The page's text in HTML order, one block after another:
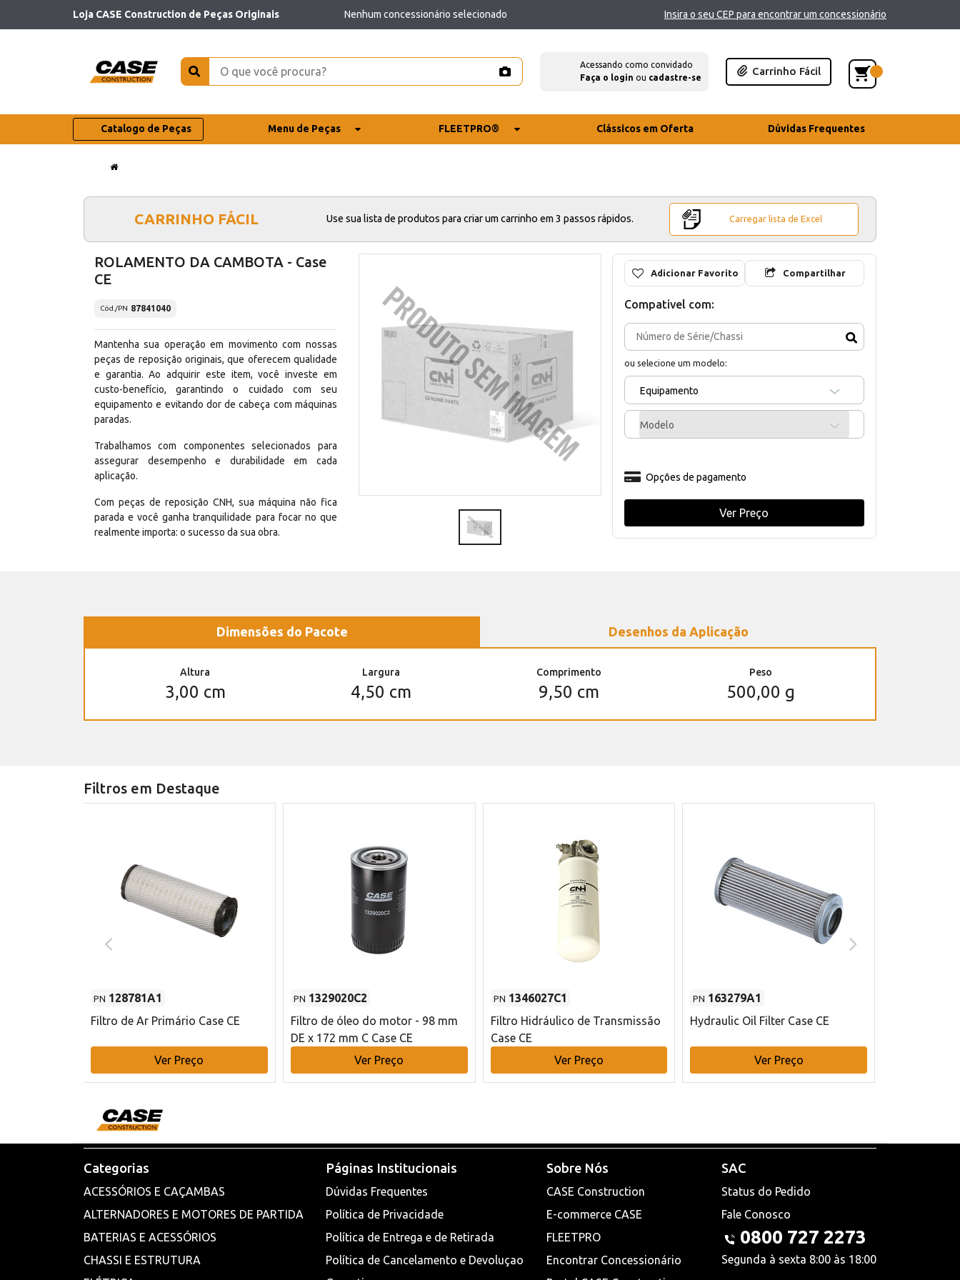
Loja CASE Construction de Peças Originais Nenhum concessionário selecionado Insira o seu CEP para encontrar um concessionário
Acessando como convidado
Faça o login ou cadastre-se
Carrinho Fácil
Catalogo de Peças Menu de Peças FLEETPRO® Clássicos em Oferta Dúvidas Frequentes
CARRINHO FÁCIL Use sua lista de produtos para criar um carrinho em 3 passos rápidos. Carregar lista de Excel
ROLAMENTO DA CAMBOTA - Case
CE
Cód./PN 87841040
Mantenha sua operação em movimento com nossas
peças de reposição originais, que oferecem qualidade
e garantia. Ao adquirir este item, você investe em
custo-benefício, garantindo o cuidado com seu
equipamento e evitando dor de cabeça com máquinas
paradas.
Trabalhamos com componentes selecionados para
assegurar desempenho e durabilidade em cada
aplicação.
Com peças de reposição CNH, sua máquina não fica
parada e você ganha tranquilidade para focar no que
realmente importa: o sucesso da sua obra.
Adicionar Favorito Compartilhar
Compativel com:
ou selecione um modelo:
Equipamento
Modelo
Opções de pagamento
Ver Preço
Dimensões do Pacote Desenhos da Aplicação
Altura
3,00 cm
Largura
4,50 cm
Comprimento
9,50 cm
Peso
500,00 g
Filtros em Destaque
PN 128781A1
Filtro de Ar Primário Case CE
Ver Preço
PN 1329020C2
Filtro de óleo do motor - 98 mm
DE x 172 mm C Case CE
Ver Preço
PN 1346027C1
Filtro Hidráulico de Transmissão
Case CE
Ver Preço
PN 163279A1
Hydraulic Oil Filter Case CE
Ver Preço
Categorias
ACESSÓRIOS E CAÇAMBAS
ALTERNADORES E MOTORES DE PARTIDA
BATERIAS E ACESSÓRIOS
CHASSI E ESTRUTURA
Páginas Institucionais
Dúvidas Frequentes
Política de Privacidade
Política de Entrega e de Retirada
Política de Cancelamento e Devoluçao
Sobre Nós
CASE Construction
E-commerce CASE
FLEETPRO
Encontrar Concessionário
SAC
Status do Pedido
Fale Conosco
0800 727 2273
Segunda à sexta 8:00 às 18:00